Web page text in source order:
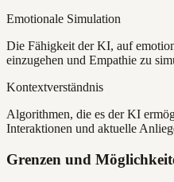
Emotionale Simulation
Die Fähigkeit der KI, auf
einzugehen und Empathie zu
Kontextverständnis
Algorithmen, die es der KI
Interaktionen und aktuelle
Grenzen und